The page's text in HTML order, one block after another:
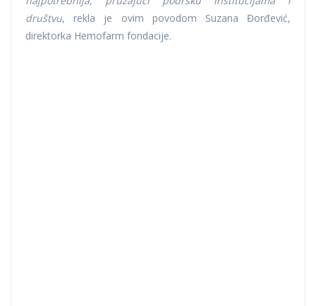
društvu, rekla je ovim povodom Suzana Đorđević,
direktorka Hemofarm fondacije.